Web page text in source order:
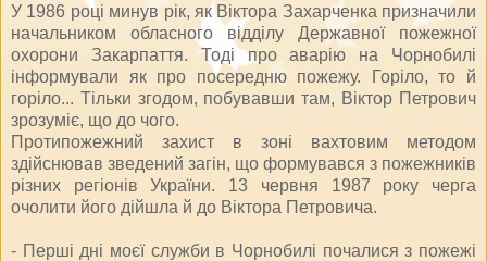
У 1986 році минув рік, як Віктора Захарченка призначили
начальником обласного відділу Державної пожежної
охорони Закарпаття. Тоді про аварію на Чорнобилі
інформували як про посередню пожежу. Горіло, то й
горіло... Тільки згодом, побувавши там, Віктор Петрович
зрозуміє, що до чого.
Протипожежний захист в зоні вахтовим методом
здійснював зведений загін, що формувався з пожежників
різних регіонів України. 13 червня 1987 року черга
очолити його дійшла й до Віктора Петровича.
- Перші дні моєї служби в Чорнобилі почалися з пожежі